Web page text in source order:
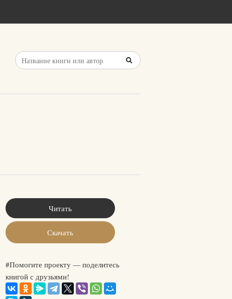
Читать
Скачать
#Помогите проекту — поделитесь
книгой с друзьями!